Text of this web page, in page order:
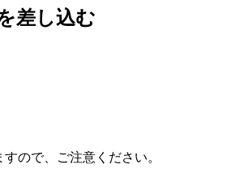
差し込む
ので、ご注意ください。